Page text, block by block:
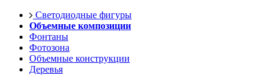
Светодиодные фигуры
Объемные композиции
Фонтаны
Фотозона
Объемные конструкции
Деревья